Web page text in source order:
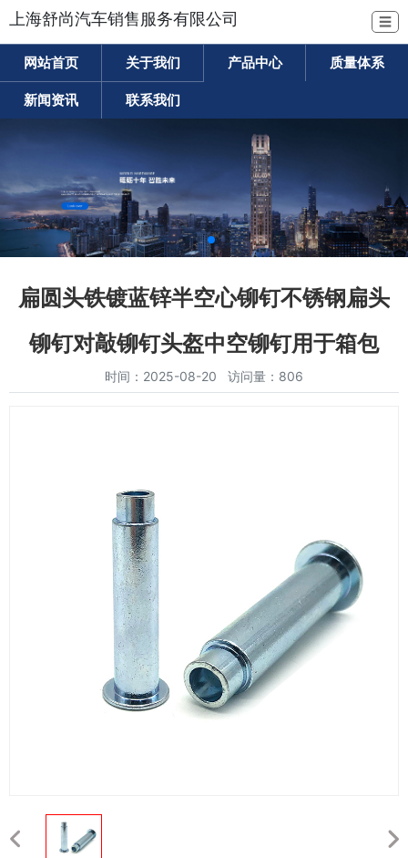
上海舒尚汽车销售服务有限公司 ☰
网站首页 关于我们 产品中心 质量体系
新闻资讯 联系我们
扁圆头铁镀蓝锌半空心铆钉不锈钢扁头
铆钉对敲铆钉头盔中空铆钉用于箱包
时间：2025-08-20 访问量：806